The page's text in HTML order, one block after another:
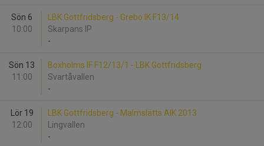
Sön 6
10:00
LBK Gottfridsberg - Grebo IK F13/14
Skarpans IP
-
Sön 13
11:00
Boxholms IF F12/13/1 - LBK Gottfridsberg
Svartåvallen
-
Lör 19
12:00
LBK Gottfridsberg - Malmslätts AIK 2013
Lingvallen
-